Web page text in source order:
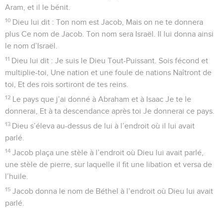
Aram, et il le bénit.
10 Dieu lui dit : Ton nom est Jacob, Mais on ne te donnera
plus Ce nom de Jacob. Ton nom sera Israël. Il lui donna ainsi
le nom d’Israël.
11 Dieu lui dit : Je suis le Dieu Tout-Puissant. Sois fécond et
multiplie-toi, Une nation et une foule de nations Naîtront de
toi, Et des rois sortiront de tes reins.
12 Le pays que j’ai donné à Abraham et à Isaac Je te le
donnerai, Et à ta descendance après toi Je donnerai ce pays.
13 Dieu s’éleva au-dessus de lui à l’endroit où il lui avait
parlé.
14 Jacob plaça une stèle à l’endroit où Dieu lui avait parlé,
une stèle de pierre, sur laquelle il fit une libation et versa de
l’huile.
15 Jacob donna le nom de Béthel à l’endroit où Dieu lui avait
parlé.